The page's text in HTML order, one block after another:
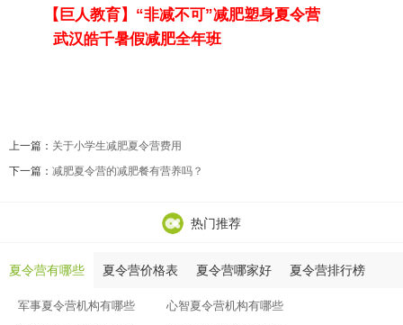
【巨人教育】“非减不可”减肥塑身夏令营
武汉皓千暑假减肥全年班
上一篇： 关于小学生减肥夏令营费用
下一篇： 减肥夏令营的减肥餐有营养吗？
热门推荐
夏令营有哪些 夏令营价格表 夏令营哪家好 夏令营排行榜
军事夏令营机构有哪些
心智夏令营机构有哪些